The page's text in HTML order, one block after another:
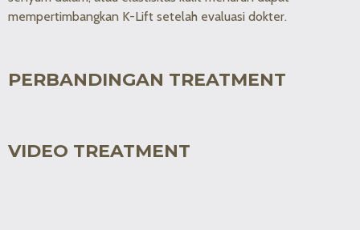
mempertimbangkan K-Lift setelah evaluasi dokter.
PERBANDINGAN TREATMENT
VIDEO TREATMENT